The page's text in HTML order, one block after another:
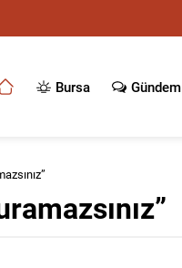
Bursa Gündem